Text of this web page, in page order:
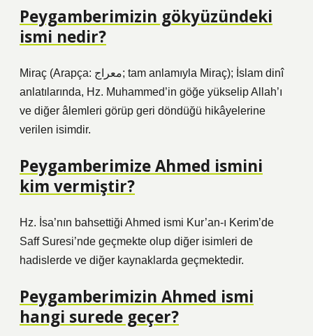
Peygamberimizin gökyüzündeki
ismi nedir?
Miraç (Arapça: معراج‎; tam anlamıyla Miraç); İslam dinî
anlatılarında, Hz. Muhammed’in göğe yükselip Allah’ı
ve diğer âlemleri görüp geri döndüğü hikâyelerine
verilen isimdir.
Peygamberimize Ahmed ismini
kim vermiştir?
Hz. İsa’nın bahsettiği Ahmed ismi Kur’an-ı Kerim’de
Saff Suresi’nde geçmekte olup diğer isimleri de
hadislerde ve diğer kaynaklarda geçmektedir.
Peygamberimizin Ahmed ismi
hangi surede geçer?